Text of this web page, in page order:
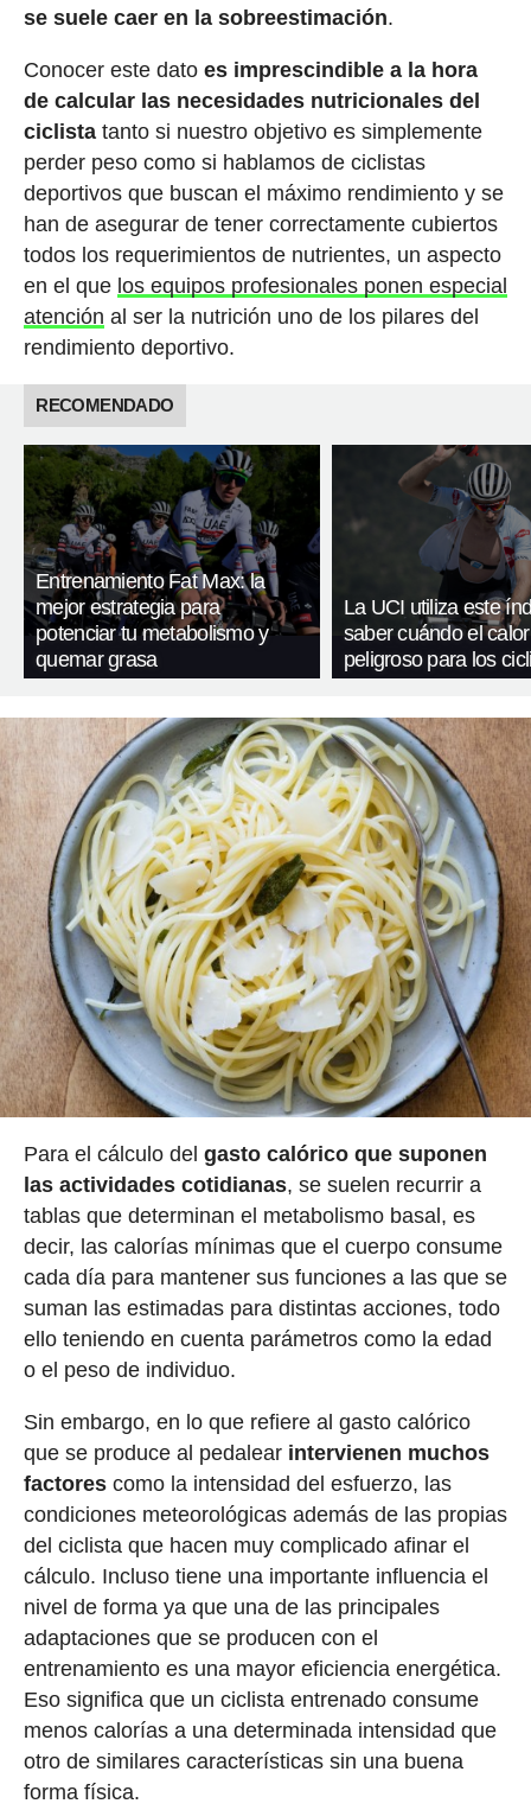
se suele caer en la sobreestimación.
Conocer este dato es imprescindible a la hora
de calcular las necesidades nutricionales del
ciclistatanto si nuestro objetivo es simplemente
perder peso como si hablamos de ciclistas
deportivos que buscan el máximo rendimiento y se
han de asegurar de tener correctamente cubiertos
todos los requerimientos de nutrientes, un aspecto
en el que los equipos profesionales ponen especial
atención al ser la nutrición uno de los pilares del
rendimiento deportivo.
RECOMENDADO
Entrenamiento Fat Max: la
mejor estrategia para
potenciar tu metabolismo y
quemar grasa
La UCI utiliza este
saber cuándo el
peligroso para los
Para el cálculo del gasto calórico que suponen
las actividades cotidianas, se suelen recurrir a
tablas que determinan el metabolismo basal, es
decir, las calorías mínimas que el cuerpo consume
cada día para mantener sus funciones a las que se
suman las estimadas para distintas acciones, todo
ello teniendo en cuenta parámetros como la edad
o el peso de individuo.
Sin embargo, en lo que refiere al gasto calórico
que se produce al pedalear intervienen muchos
factorescomo la intensidad del esfuerzo, las
condiciones meteorológicas además de las propias
del ciclista que hacen muy complicado afinar el
cálculo. Incluso tiene una importante influencia el
nivel de forma ya que una de las principales
adaptaciones que se producen con el
entrenamiento es una mayor eficiencia energética.
Eso significa que un ciclista entrenado consume
menos calorías a una determinada intensidad que
otro de similares características sin una buena
forma física.